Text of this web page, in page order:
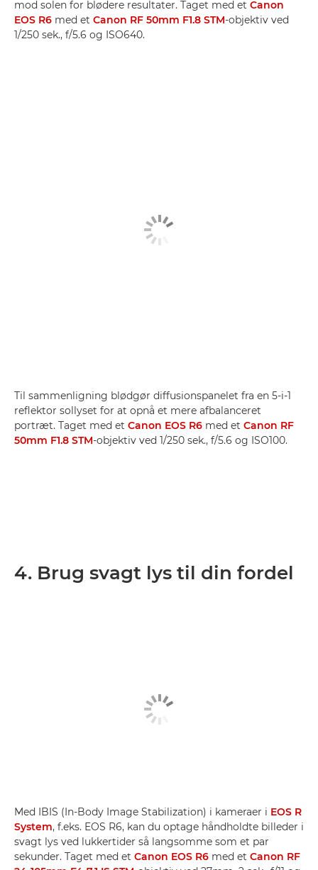
mod solen for blødere resultater. Taget med et Canon
EOS R6 med et Canon RF 50mm F1.8 STM-objektiv ved
1/250 sek., f/5.6 og ISO640.
Til sammenligning blødgør diffusionspanelet fra en 5-i-1
reflektor sollyset for at opnå et mere afbalanceret
portræt. Taget med et Canon EOS R6 med et Canon RF
50mm F1.8 STM-objektiv ved 1/250 sek., f/5.6 og ISO100.
4. Brug svagt lys til din fordel
Med IBIS (In-Body Image Stabilization) i kameraer i EOS R
System, f.eks. EOS R6, kan du optage håndholdte billeder i
svagt lys ved lukkertider så langsomme som et par
sekunder. Taget med et Canon EOS R6 med et Canon RF